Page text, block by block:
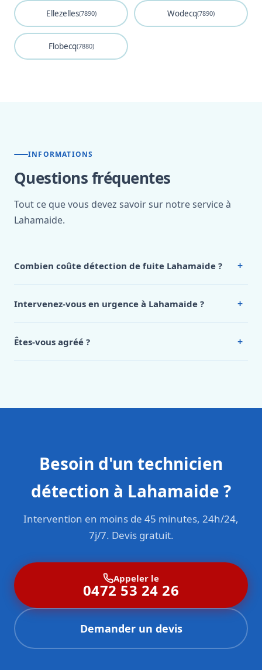
Ellezelles(7890) Wodecq(7890)
Flobecq(7880)
INFORMATIONS
Questions fréquentes
Tout ce que vous devez savoir sur notre service à
Lahamaide.
Combien coûte détection de fuite Lahamaide ? +
Lahamaide, appelez le 0472 53 24 26.
Intervenez-vous en urgence à Lahamaide ? +
Êtes-vous agréé ? +
Besoin d'un technicien
détection à Lahamaide ?
Intervention en moins de 45 minutes, 24h/24,
7j/7. Devis gratuit.
Appeler le
0472 53 24 26
Demander un devis